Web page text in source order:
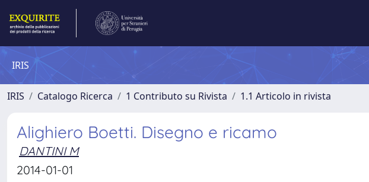
IRIS
IRIS Catalogo Ricerca 1 Contributo su Rivista 1.1 Articolo in rivista
Alighiero Boetti. Disegno e ricamo
DANTINI M
2014-01-01